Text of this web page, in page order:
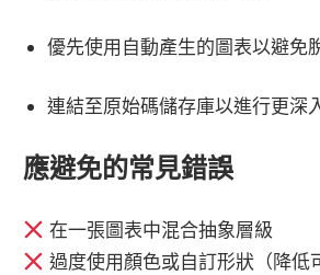
優先使用自動產生的圖表以避免
連結至原始碼儲存庫以進行更深
應避免的常見錯誤
在一張圖表中混合抽象層級
過度使用顏色或自訂形狀（降低